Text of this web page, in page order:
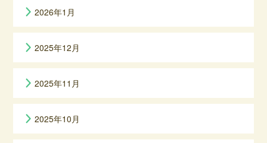
2026年1月
2025年12月
2025年11月
2025年10月